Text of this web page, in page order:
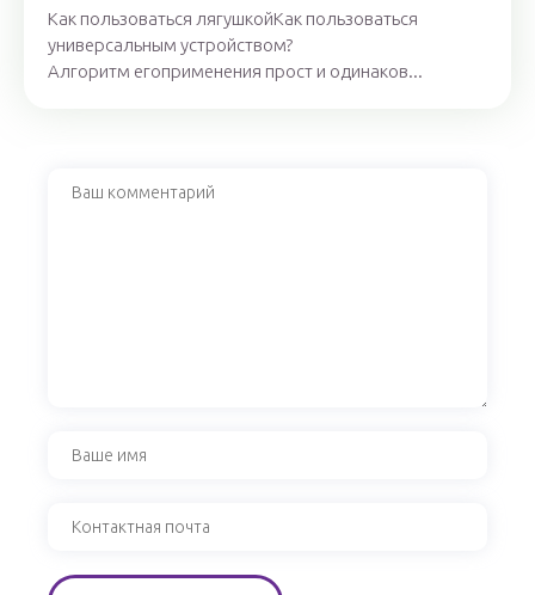
Как пользоваться лягушкойКак пользоваться
универсальным устройством?
Алгоритм егоприменения прост и одинаков...